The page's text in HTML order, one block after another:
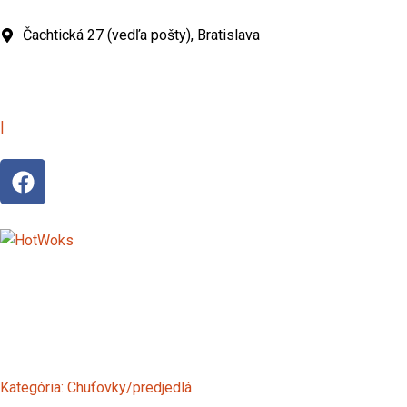
na
Čachtická 27 (vedľa pošty), Bratislava
|
F
a
e
Kategória: Chuťovky/predjedlá